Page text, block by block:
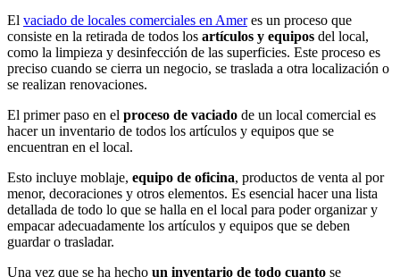
El vaciado de locales comerciales en Ameres un proceso que
consiste en la retirada de todos los artículos y equipos del local,
como la limpieza y desinfección de las superficies. Este proceso es
preciso cuando se cierra un negocio, se traslada a otra localización o
se realizan renovaciones.
El primer paso en el proceso de vaciado de un local comercial es
hacer un inventario de todos los artículos y equipos que se
encuentran en el local.
Esto incluye moblaje, equipo de oficina, productos de venta al por
menor, decoraciones y otros elementos. Es esencial hacer una lista
detallada de todo lo que se halla en el local para poder organizar y
empacar adecuadamente los artículos y equipos que se deben
guardar o trasladar.
Una vez que se ha hecho un inventario de todo cuanto se